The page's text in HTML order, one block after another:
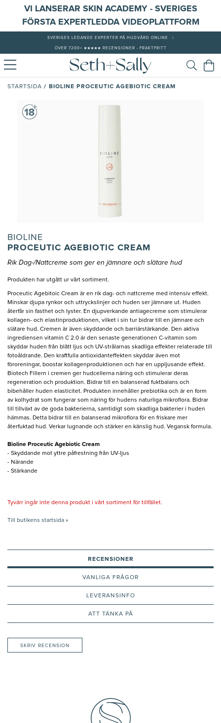
VI LANSERAR SKIN ACADEMY - SVERIGES
FÖRSTA EXPERTLEDDA VIDEOPLATTFORM
SVERIGES LEDANDE EXPERTER PÅ HUDVÅRD ONLINE
ÖVER 7200+ ★★★★★ RECENSIONER - FRAKTFRITT
STARTSIDA / BIOLINE PROCEUTIC AGEBIOTIC CREAM
BIOLINE
PROCEUTIC AGEBIOTIC CREAM
Rik Dag-/Nattcreme som ger en jämnare och slätare hud
Produkten har utgått ur vårt sortiment.
Proceutic Agebitoic Cream är en rik dag- och nattcreme med intensiv effekt.
Minskar djupa rynkor och uttryckslinjer och huden ser jämnare ut. Huden
återfår sin fasthet och lyster. En djupverkande antiagecreme som stimulerar
kollagen- och elastinproduktionen, vilket i sin tur bidrar till en jämnare och
slätare hud. Cremen är även skyddande och barriärstärkande. Den aktiva
ingrediensen vitamin C 2.0 är den senaste generationen C-vitamin som
skyddar huden från blått ljus och UV-strålarnas skadliga effekter relaterade till
fotoåldrande. Den kraftfulla antioxidanteffekten skyddar även mot
föroreningar, boostar kollagenproduktionen och har en uppljusande effekt.
Biotech Fillern i cremen ger hudcellerna näring och stimulerar deras
regeneration och produktion. Bidrar till en balanserad fuktbalans och
bibehåller huden elasticitet. Produkten innehåller prebiotika och är en form
av kolhydrat som fungerar som näring för hudens naturliga mikroflora. Bidrar
till tillväxt av de goda bakterierna, samtidigt som skadliga bakterier i huden
hämmas. Detta bidrar till en balanserad mikroflora för en friskare mer
återfuktad hud. Verkar lugnande och stärker en känslig hud. Vegansk formula.
Bioline Proceutic Agebiotic Cream
- Skyddande mot yttre påfrestning från UV-ljus
- Närande
- Stärkande
Tyvärr ingår inte denna produkt i vårt sortiment för tillfället.
Till butikens startsida »
RECENSIONER
VANLIGA FRÅGOR
LEVERANSINFO
ATT TÄNKA PÅ
SKRIV RECENSION